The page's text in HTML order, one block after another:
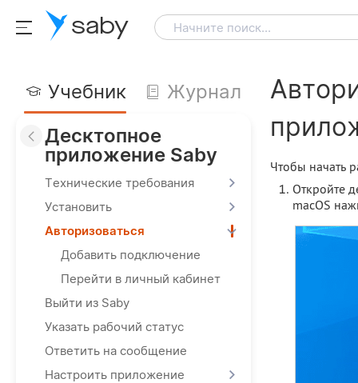
saby Начните поиск...
Учебник
Журнал
Десктопное
приложение Saby
Технические требования
Установить
Авторизоваться
Добавить подключение
Перейти в личный кабинет
Выйти из Saby
Указать рабочий статус
Ответить на сообщение
Настроить приложение
Чтобы начать
Откройте
macOS